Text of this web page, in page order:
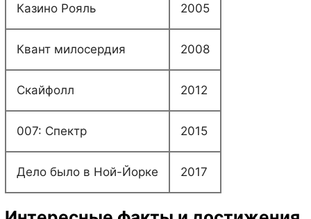
Казино Рояль 2005
Квант милосердия 2008
Скайфолл 2012
007: Спектр 2015
Дело было в Ной-Йорке 2017